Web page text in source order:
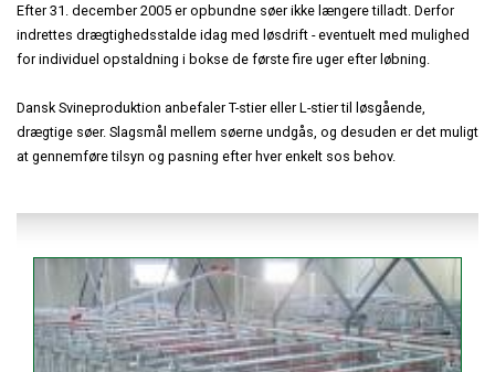
Efter 31. december 2005 er opbundne søer ikke længere tilladt. Derfor
indrettes drægtighedsstalde idag med løsdrift - eventuelt med mulighed
for individuel opstaldning i bokse de første fire uger efter løbning.
Dansk Svineproduktion anbefaler T-stier eller L-stier til løsgående,
drægtige søer. Slagsmål mellem søerne undgås, og desuden er det muligt
at gennemføre tilsyn og pasning efter hver enkelt sos behov.